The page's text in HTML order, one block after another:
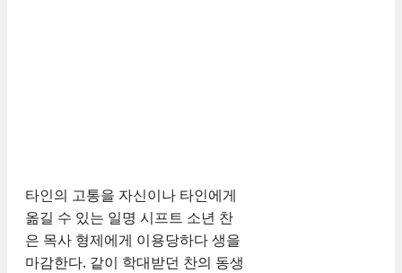
타인의 고통을 자신이나 타인에게
옮길 수 있는 일명 시프트 소년 찬
은 목사 형제에게 이용당하다 생을
마감한다. 같이 학대받던 찬의 동생